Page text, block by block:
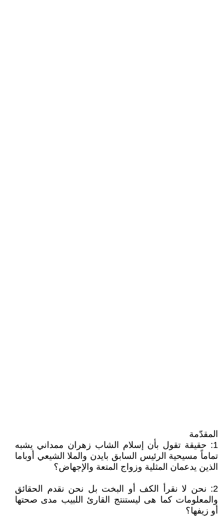
المقدّمة
1: حقيقة تقول بأن إسلام الشاب زهران ممداني يشبه
تماماً مسيحية الرئيس السابق بايدن والملا الشيعي أوباما
الذين يدعمان المثلية وزواج المتعة والإجهاض؟
2: نحن لا نقرأ الكف أو البخت بل نحن نقدم الحقائق
والمعلومات كما هى ليستنتج القارئ اللبيب مدى صحتها
أو زيفها؟